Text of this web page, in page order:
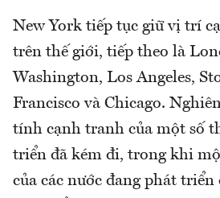
New York tiếp tục giữ vị trí
trên thế giới, tiếp theo là
Washington, Los Angeles,
Francisco và Chicago.
tính cạnh tranh của một số
triển đã kém đi, trong khi
của các nước đang phát